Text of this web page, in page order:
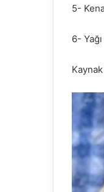
5-
6-